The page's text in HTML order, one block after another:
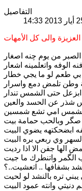
التفاصيل
والى كل الأمهات
من يوم چنه اصغار
الوفه واتعلمينه اشعار
بي طعم لو ما يجي خطار
وطن تلمض دمع واسرار
حتى الشمس تندار
شذر عن الحسد والعين
امي تشع شمسين
صگر وبالحب حمامة بيت
ابضحكتهه يضوي البيت
وي ربعي بره البيت
الها جفن الا اذا رديت
الگمر واتنطرك ما جيت
بشفافها .. اتعشيت..؟
يبني تره بالنشد لو لحيت
دنيتي وانته عمود البيت